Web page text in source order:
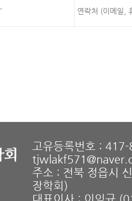
연락처 (이메일,
고유등록번호 :
주소 : 전북 정읍시
장학회)
대표이사 : 이익규